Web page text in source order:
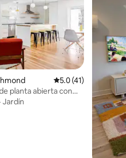
Calificación
5.0 (41)
planta abierta con
· Jardín